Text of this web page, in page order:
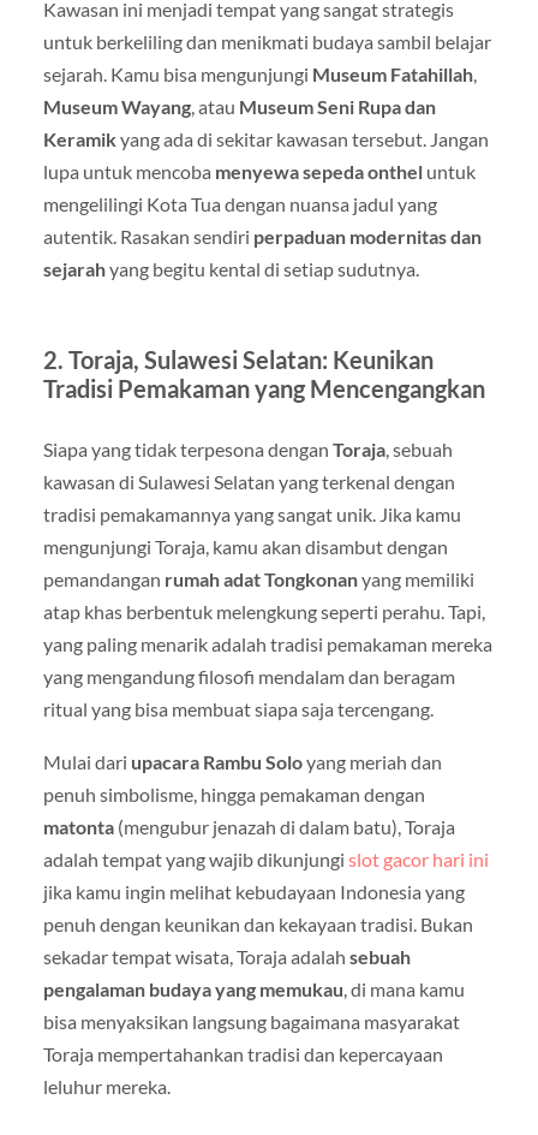
Kawasan ini menjadi tempat yang sangat strategis
untuk berkeliling dan menikmati budaya sambil belajar
sejarah. Kamu bisa mengunjungi Museum Fatahillah,
Museum Wayang, atau Museum Seni Rupa dan
Keramikyang ada di sekitar kawasan tersebut. Jangan
lupa untuk mencoba menyewa sepeda ontheluntuk
mengelilingi Kota Tua dengan nuansa jadul yang
autentik. Rasakan sendiri perpaduan modernitas dan
sejarahyang begitu kental di setiap sudutnya.
2. Toraja, Sulawesi Selatan: Keunikan
Tradisi Pemakaman yang Mencengangkan
Siapa yang tidak terpesona dengan Toraja, sebuah
kawasan di Sulawesi Selatan yang terkenal dengan
tradisi pemakamannya yang sangat unik. Jika kamu
mengunjungi Toraja, kamu akan disambut dengan
pemandangan rumah adat Tongkonanyang memiliki
atap khas berbentuk melengkung seperti perahu. Tapi,
yang paling menarik adalah tradisi pemakaman mereka
yang mengandung filosofi mendalam dan beragam
ritual yang bisa membuat siapa saja tercengang.
Mulai dari upacara Rambu Soloyang meriah dan
penuh simbolisme, hingga pemakaman dengan
matonta(mengubur jenazah di dalam batu), Toraja
adalah tempat yang wajib dikunjungi slot gacor hari ini
jika kamu ingin melihat kebudayaan Indonesia yang
penuh dengan keunikan dan kekayaan tradisi. Bukan
sekadar tempat wisata, Toraja adalah sebuah
pengalaman budaya yang memukau , di mana kamu
bisa menyaksikan langsung bagaimana masyarakat
Toraja mempertahankan tradisi dan kepercayaan
leluhur mereka.